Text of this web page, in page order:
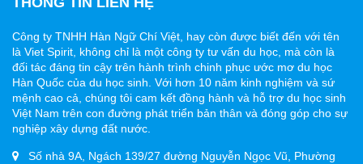
Công ty TNHH Hàn Ngữ Chí Việt, hay còn được biết đến với tên
là Viet Spirit, không chỉ là một công ty tư vấn du học, mà còn là
đối tác đáng tin cậy trên hành trình chinh phục ước mơ du học
Hàn Quốc của du học sinh. Với hơn 10 năm kinh nghiệm và sứ
mệnh cao cả, chúng tôi cam kết đồng hành và hỗ trợ du học sinh
Việt Nam trên con đường phát triển bản thân và đóng góp cho sự
nghiệp xây dựng đất nước.
Số nhà 9A, Ngách 139/27 đường Nguyễn Ngọc Vũ, Phường